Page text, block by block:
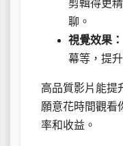
剪輯得更
聊。
視覺效果：
幕等，提
高品質影片能提
願意花時間觀看
率和收益。